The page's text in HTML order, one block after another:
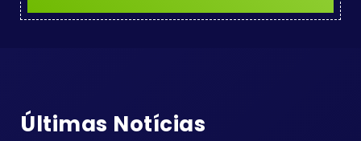
Últimas Notícias